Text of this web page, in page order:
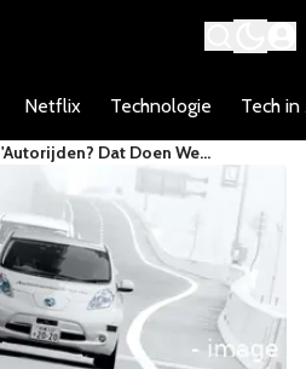
Netflix Technologie Tech in
'Autorijden? Dat Doen We
Binnenkort Handsfree'